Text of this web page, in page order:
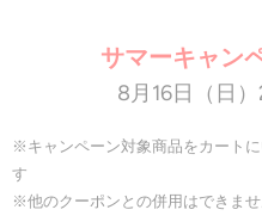
サマーキャン
8月16日（日
※キャンペーン対象商品をカートに
す
※他のクーポンとの併用はできま